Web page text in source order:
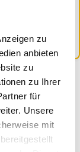
zu
anbieten
zu
zu Ihrer
für
Unsere
mit
über
die Radisson